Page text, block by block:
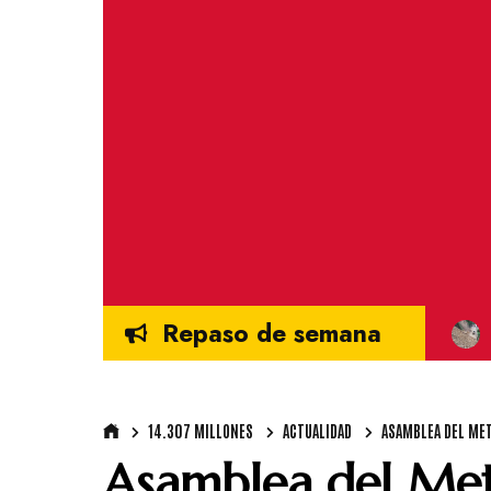
Repaso de semana
14.307 MILLONES ACTUALIDAD ASAMBLEA DEL